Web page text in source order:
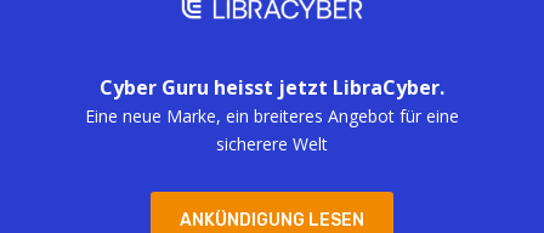
Cyber Guru heisst jetzt LibraCyber.
Eine neue Marke, ein breiteres Angebot für eine
sicherere Welt
ANKÜNDIGUNG LESEN